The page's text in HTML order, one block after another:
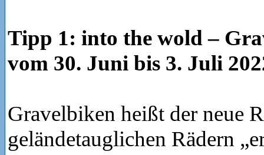
Tipp 1: into the wold –
vom 30. Juni bis 3. Juli
Gravelbiken heißt der neue
geländetauglichen Rädern